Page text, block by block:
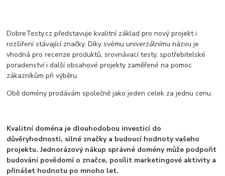
DobreTesty.cz představuje kvalitní základ pro nový projekt i
rozšíření stávající značky. Díky svému univerzálnímu názvu je
vhodná pro recenze produktů, srovnávací testy, spotřebitelské
poradenství i další obsahové projekty zaměřené na pomoc
zákazníkům při výběru.
Obě domény prodávám společně jako jeden celek za jednu cenu.
Kvalitní doména je dlouhodobou investicí do
důvěryhodnosti, silné značky a budoucí hodnoty vašeho
projektu. Jednorázový nákup správné domény může podpořit
budování povědomí o značce, posílit marketingové aktivity a
přinášet hodnotu po mnoho let.